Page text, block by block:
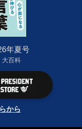
年夏号
大百科
から